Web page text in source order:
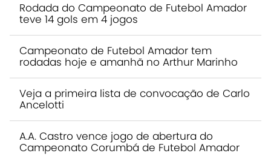
Rodada do Campeonato de Futebol Amador
teve 14 gols em 4 jogos
Campeonato de Futebol Amador tem
rodadas hoje e amanhã no Arthur Marinho
Veja a primeira lista de convocação de Carlo
Ancelotti
A.A. Castro vence jogo de abertura do
Campeonato Corumbá de Futebol Amador